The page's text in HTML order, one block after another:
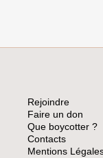
Rejoindre
Faire un don
Que boycotter ?
Contacts
Mentions